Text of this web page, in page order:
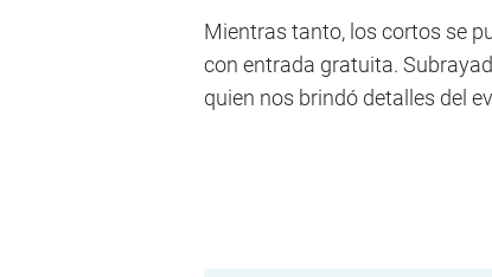
Mientras tanto, los cortos se
con entrada gratuita.
quien nos brindó detalles del